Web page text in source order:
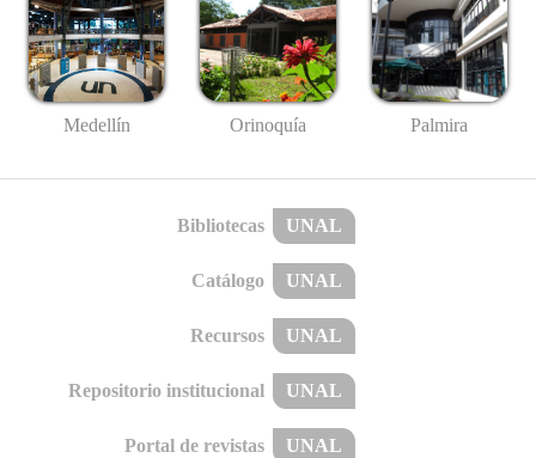
Medellín Orinoquía Palmira
Bibliotecas UNAL
Catálogo UNAL
Recursos UNAL
Repositorio institucional UNAL
Portal de revistas UNAL